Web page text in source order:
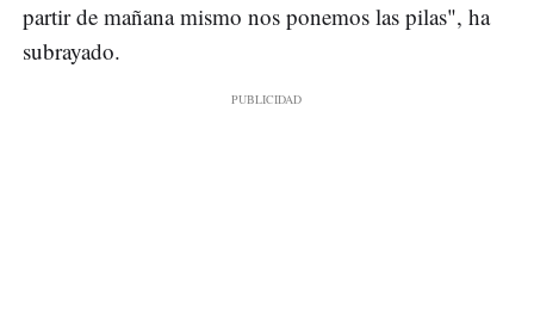
partir de mañana mismo nos ponemos las pilas", ha
subrayado.